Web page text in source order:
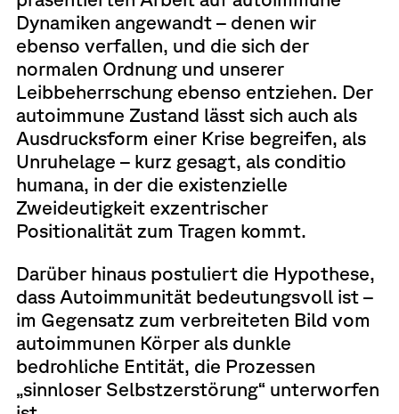
Dynamiken angewandt – denen wir
ebenso verfallen, und die sich der
normalen Ordnung und unserer
Leibbeherrschung ebenso entziehen. Der
autoimmune Zustand lässt sich auch als
Ausdrucksform einer Krise begreifen, als
Unruhelage – kurz gesagt, als conditio
humana, in der die existenzielle
Zweideutigkeit exzentrischer
Positionalität zum Tragen kommt.
Darüber hinaus postuliert die Hypothese,
dass Autoimmunität bedeutungsvoll ist –
im Gegensatz zum verbreiteten Bild vom
autoimmunen Körper als dunkle
bedrohliche Entität, die Prozessen
„sinnloser Selbstzerstörung“ unterworfen